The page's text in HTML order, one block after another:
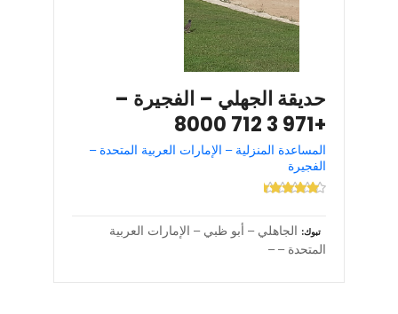
حديقة الجهلي – الفجيرة –
+971 3 712 8000
المساعدة المنزلية – الإمارات العربية المتحدة –
الفجيرة
تبوك
الجاهلي – أبو ظبي – الإمارات العربية
المتحدة – –